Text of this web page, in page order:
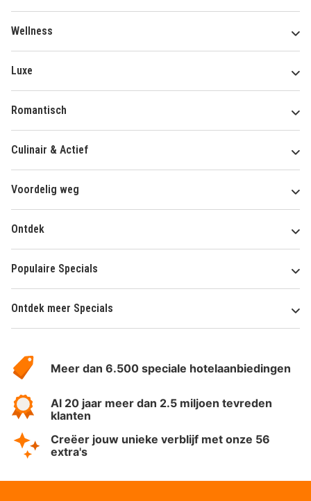
Wellness
Luxe
Romantisch
Culinair & Actief
Voordelig weg
Ontdek
Populaire Specials
Ontdek meer Specials
HotelSpecials
Meer dan 6.500 speciale hotelaanbiedingen
Al 20 jaar meer dan 2.5 miljoen tevreden
klanten
Creëer jouw unieke verblijf met onze 56
extra's